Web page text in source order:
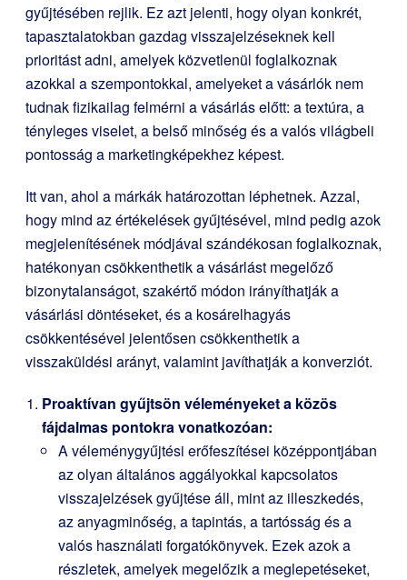
gyűjtésében rejlik. Ez azt jelenti, hogy olyan konkrét,
tapasztalatokban gazdag visszajelzéseknek kell
prioritást adni, amelyek közvetlenül foglalkoznak
azokkal a szempontokkal, amelyeket a vásárlók nem
tudnak fizikailag felmérni a vásárlás előtt: a textúra, a
tényleges viselet, a belső minőség és a valós világbeli
pontosság a marketingképekhez képest.
Itt van, ahol a márkák határozottan léphetnek. Azzal,
hogy mind az értékelések gyűjtésével, mind pedig azok
megjelenítésének módjával szándékosan foglalkoznak,
hatékonyan csökkenthetik a vásárlást megelőző
bizonytalanságot, szakértő módon irányíthatják a
vásárlási döntéseket, és a kosárelhagyás
csökkentésével jelentősen csökkenthetik a
visszaküldési arányt, valamint javíthatják a konverziót.
Proaktívan gyűjtsön véleményeket a közös
fájdalmas pontokra vonatkozóan:
A véleménygyűjtési erőfeszítései középpontjában
az olyan általános aggályokkal kapcsolatos
visszajelzések gyűjtése áll, mint az illeszkedés,
az anyagminőség, a tapintás, a tartósság és a
valós használati forgatókönyvek. Ezek azok a
részletek, amelyek megelőzik a meglepetéseket,